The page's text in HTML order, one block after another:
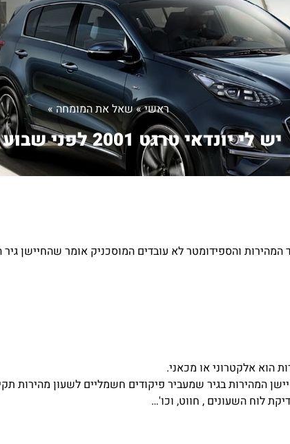
ראשי»שאל את המומחה»
יש לי יונדאי טרגט 2001 לפני שבוע החלפ...
מנוע ומאז מד המהירות והספידומטר לא עובדים המוסכניק אומר
הוא אלקטרוני או מכאני.
המהירות בגיר שמעביר פיקודים חשמליים לשעון מהירות
לוח השעונים , חווט, וכו'…